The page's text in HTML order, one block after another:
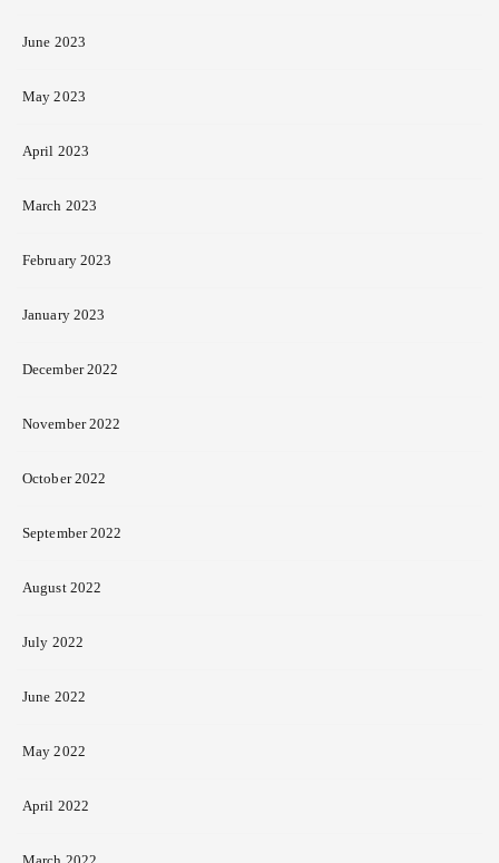
June 2023
May 2023
April 2023
March 2023
February 2023
January 2023
December 2022
November 2022
October 2022
September 2022
August 2022
July 2022
June 2022
May 2022
April 2022